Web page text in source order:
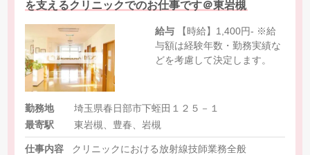
を支えるクリニックでのお仕事です＠東岩槻
給与
与額は経験年数・勤務実績な
どを考慮して決定します。
勤務地
埼玉県春日部市下蛭田１２５－１
最寄駅
東岩槻、豊春、岩槻
仕事内容
クリニックにおける放射線技師業務全般